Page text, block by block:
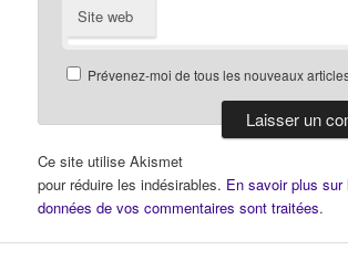
Site web
Prévenez-moi de tous les nouveaux
Ce site utilise Akismet
pour réduire les indésirables. En savoir plus
données de vos commentaires sont traitées.